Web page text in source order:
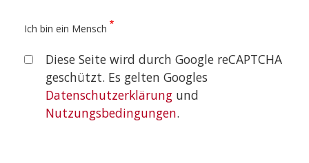
Ich bin ein Mensch
Diese Seite wird durch Google reCAPTCHA
geschützt. Es gelten Googles
Datenschutzerklärungund
Nutzungsbedingungen.